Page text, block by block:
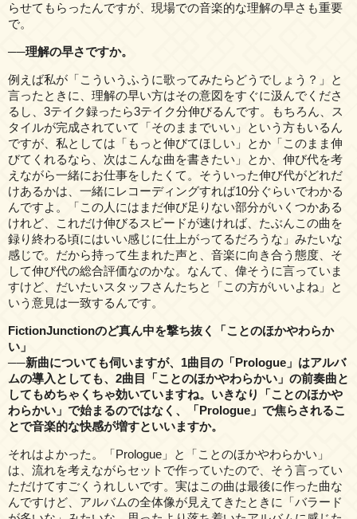
らせてもらったんですが、現場での音楽的な理解の早さも重要
で。
──理解の早さですか。
例えば私が「こういうふうに歌ってみたらどうでしょう？」と
言ったときに、理解の早い方はその意図をすぐに汲んでくださ
るし、3テイク録ったら3テイク分伸びるんです。もちろん、ス
タイルが完成されていて「そのままでいい」という方もいるん
ですが、私としては「もっと伸びてほしい」とか「このまま伸
びてくれるなら、次はこんな曲を書きたい」とか、伸び代を考
えながら一緒にお仕事をしたくて。そういった伸び代がどれだ
けあるかは、一緒にレコーディングすれば10分ぐらいでわかる
んですよ。「この人にはまだ伸び足りない部分がいくつかある
けれど、これだけ伸びるスピードが速ければ、たぶんこの曲を
録り終わる頃にはいい感じに仕上がってるだろうな」みたいな
感じで。だから持って生まれた声と、音楽に向き合う態度、そ
して伸び代の総合評価なのかな。なんて、偉そうに言っていま
すけど、だいたいスタッフさんたちと「この方がいいよね」と
いう意見は一致するんです。
FictionJunctionのど真ん中を撃ち抜く「ことのほかやわらか
い」
──新曲についても伺いますが、1曲目の「Prologue」はアルバ
ムの導入としても、2曲目「ことのほかやわらかい」の前奏曲と
してもめちゃくちゃ効いていますね。いきなり「ことのほかや
わらかい」で始まるのではなく、「Prologue」で焦らされるこ
とで音楽的な快感が増すといいますか。
それはよかった。「Prologue」と「ことのほかやわらかい」
は、流れを考えながらセットで作っていたので、そう言ってい
ただけてすごくうれしいです。実はこの曲は最後に作った曲な
んですけど、アルバムの全体像が見えてきたときに「バラード